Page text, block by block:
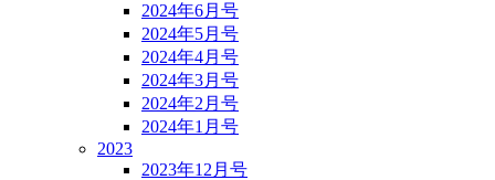
2024年6月号
2024年5月号
2024年4月号
2024年3月号
2024年2月号
2024年1月号
2023
2023年12月号